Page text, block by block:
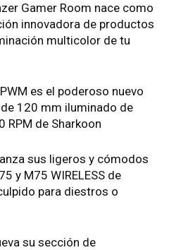
Gamer Room nace como
innovadora de productos
multicolor de tu
es el poderoso nuevo
120 mm iluminado de
RPM de Sharkoon
sus ligeros y cómodos
y M75 WIRELESS de
para diestros o
su sección de